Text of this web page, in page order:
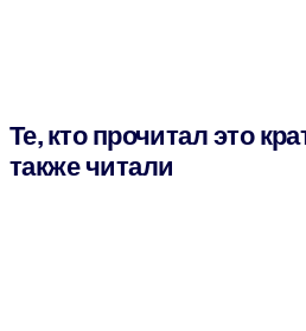
Те, кто прочитал это
также читали